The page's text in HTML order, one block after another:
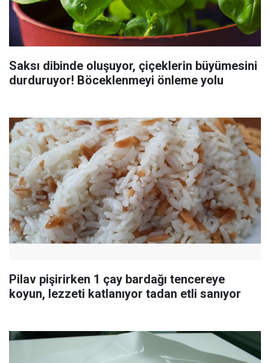
Saksı dibinde oluşuyor, çiçeklerin büyümesini
durduruyor! Böceklenmeyi önleme yolu
Pilav pişirirken 1 çay bardağı tencereye
koyun, lezzeti katlanıyor tadan etli sanıyor